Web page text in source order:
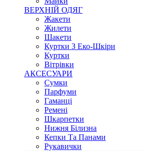
ВЕРХНІЙ ОДЯГ
Жакети
Жилети
Шакети
Куртки З Еко-Шкіри
Куртки
Вітрівки
АКСЕСУАРИ
Сумки
Парфуми
Гаманці
Ремені
Шкарпетки
Нижня Білизна
Кепки Та Панами
Рукавички